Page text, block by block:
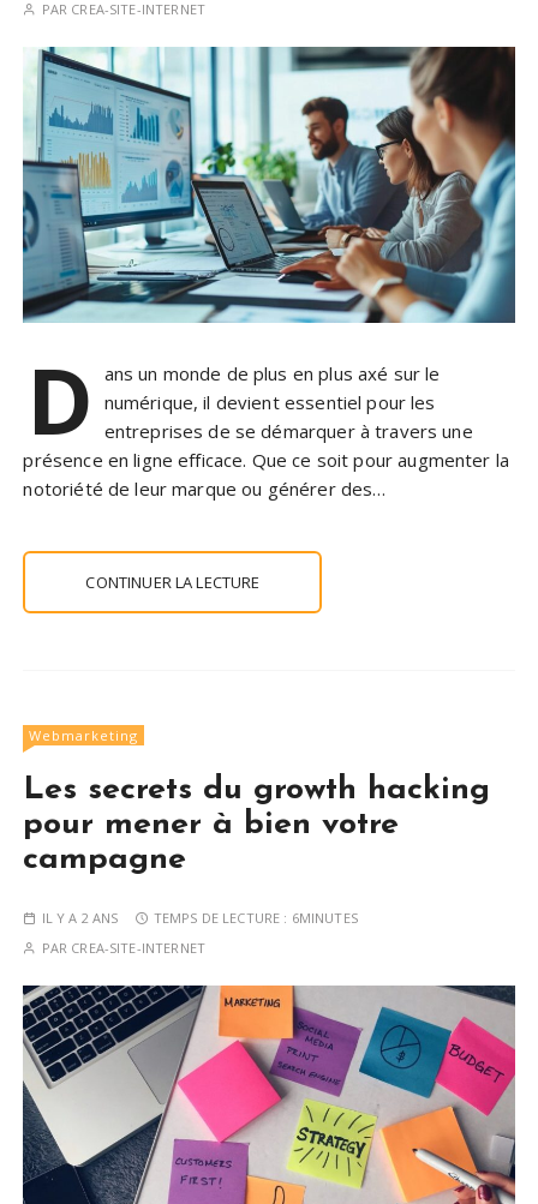
PAR CREA-SITE-INTERNET
D
ans un monde de plus en plus axé sur le
numérique, il devient essentiel pour les
entreprises de se démarquer à travers une
présence en ligne efficace. Que ce soit pour augmenter la
notoriété de leur marque ou générer des…
CONTINUER LA LECTURE
Webmarketing
Les secrets du growth hacking
pour mener à bien votre
campagne
IL Y A 2 ANS TEMPS DE LECTURE : 6MINUTES
PAR CREA-SITE-INTERNET